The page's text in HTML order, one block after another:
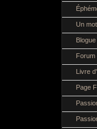
Un
Blogue
Forum
Livre
Page